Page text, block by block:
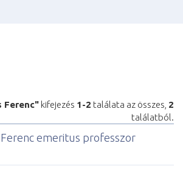
Ferenc" kifejezés 1-2 találata az összes, 2
találatból.
emeritus professzor